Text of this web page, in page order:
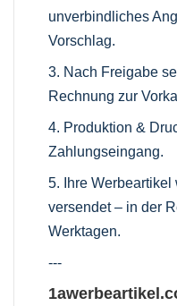
unverbindliches
Vorschlag.
3. Nach Freigabe
Rechnung zur
4. Produktion &
Zahlungseingang.
5. Ihre Werbeartikel
versendet – in der
Werktagen.
---